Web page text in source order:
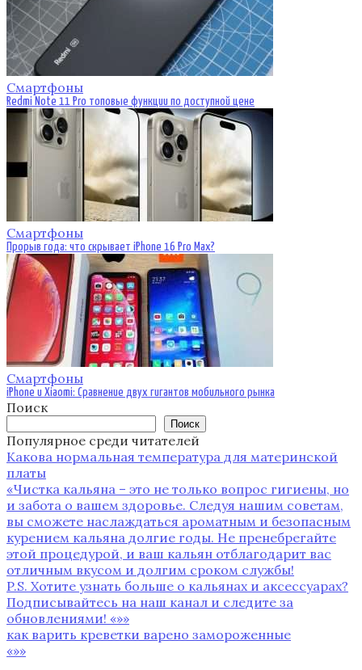
Смартфоны
Redmi Note 11 Pro топовые функции по доступной цене
Смартфоны
Прорыв года: что скрывает iPhone 16 Pro Max?
Смартфоны
iPhone и Xiaomi: Сравнение двух гигантов мобильного рынка
Поиск
Поиск
Популярное среди читателей
Какова нормальная температура для материнской
платы
«Чистка кальяна – это не только вопрос гигиены‚ но
и забота о вашем здоровье. Следуя нашим советам‚
вы сможете наслаждаться ароматным и безопасным
курением кальяна долгие годы. Не пренебрегайте
этой процедурой‚ и ваш кальян отблагодарит вас
отличным вкусом и долгим сроком службы!
P.S. Хотите узнать больше о кальянах и аксессуарах?
Подписывайтесь на наш канал и следите за
обновлениями! «»»
как варить креветки варено замороженные
«»»